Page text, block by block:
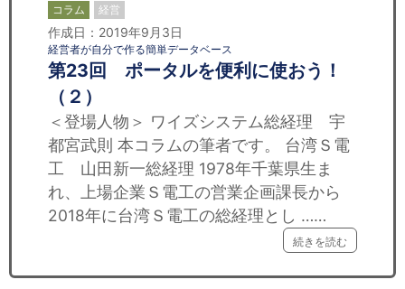
コラム 経営
作成日：2019年9月3日
経営者が自分で作る簡単データベース
第23回 ポータルを便利に使おう！
（２）
＜登場人物＞ ワイズシステム総経理 宇
都宮武則 本コラムの筆者です。 台湾Ｓ電
工 山田新一総経理 1978年千葉県生ま
れ、上場企業Ｓ電工の営業企画課長から
2018年に台湾Ｓ電工の総経理とし ……
続きを読む